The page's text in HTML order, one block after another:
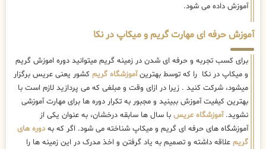
آموزش داده می شود.
آموزش حرفه ای مهارت گریم و میکاپ در نکا
برای کسب تجربه و حرفه ای شدن در زمینه گریم میتوانید دوره اموزش گریم
و میکاپ در نکا را که توسط بهترینآموزشگاه گریم کشور یعنی عریس برگزار
میشود، شرکت کنید . زیرا در ازای وقت و مبلغی که می پردازید لازم است با
بهترین کیفیت آموزش ببینید و مجبور به تکرار دوره ها برای مهارت آموزشی
نشوید.آموزشگاه عریس با سال ها سابقه درخشان، به عنوان یکی از
آموزشگاه های حرفه ای گریم و میکاپ شناخته می شود. اگر که بهدوره های
گریم علاقه داشته و تصمیم به یاد گرفتن و اخذ مدرک در این زمینه ها را